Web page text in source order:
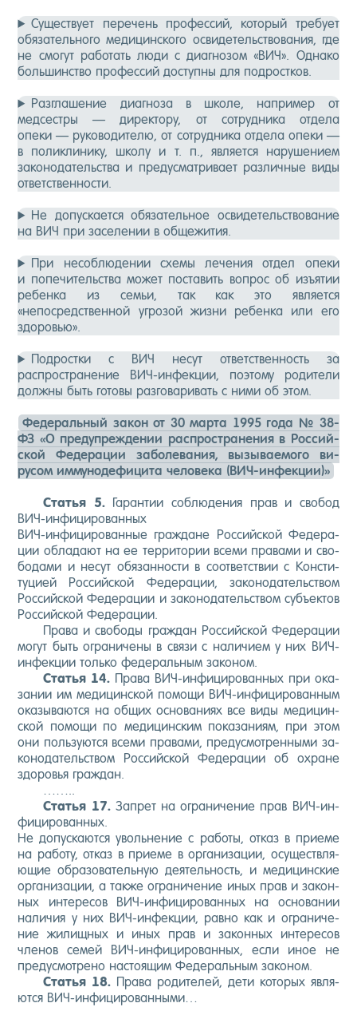
Существует перечень профессий, который требует
обязательного медицинского освидетельствования, где
не смогут работать люди с диагнозом «ВИЧ». Однако
большинство профессий доступны для подростков.
Разглашение диагноза в школе, например от
медсестры — директору, от сотрудника отдела
опеки — руководителю, от сотрудника отдела опеки —
в поликлинику, школу и т. п., является нарушением
законодательства и предусматривает различные виды
ответственности.
Не допускается обязательное освидетельствование
на ВИЧ при заселении в общежития.
При несоблюдении схемы лечения отдел опеки
и попечительства может поставить вопрос об изъятии
ребенка из семьи, так как это является
«непосредственной угрозой жизни ребенка или его
здоровью».
Подростки с ВИЧ несут ответственность за
распространение ВИЧ-инфекции, поэтому родители
должны быть готовы разговаривать с ними об этом.
Фе­дераль­ный за­кон от 30 мар­та 1995 го­да № 38-
ФЗ «О пре­дуп­режде­нии рас­простра­нения в Рос­сий­
ской Фе­дера­ции за­боле­вания, вы­зыва­емо­го ви­
русом им­му­ноде­фици­та че­лове­ка (ВИЧ-ин­фекции)»
Статья 5.Га­ран­тии соб­лю­дения прав и сво­бод
ВИЧ-ин­фи­циро­ван­ных
ВИЧ-ин­фи­циро­ван­ные граж­да­не Рос­сий­ской Фе­дера­
ции об­ла­да­ют на ее тер­ри­тории все­ми пра­вами и сво­
бода­ми и не­сут обя­зан­ности в со­от­ветс­твии с Кон­сти­
туци­ей Рос­сий­ской Фе­дера­ции, за­коно­датель­ством
Рос­сий­ской Фе­дера­ции и за­коно­датель­ством субъ­ек­тов
Рос­сий­ской Фе­дера­ции.
Пра­ва и сво­боды граж­дан Рос­сий­ской Фе­дера­ции
мо­гут быть ог­ра­ниче­ны в свя­зи с на­личи­ем у них ВИЧ-
ин­фекции толь­ко фе­дераль­ным за­коном.
Статья 14. Пра­ва ВИЧ-ин­фи­циро­ван­ных при ока­
зании им ме­дицин­ской по­мощи ВИЧ-ин­фи­циро­ван­ным
ока­зыва­ют­ся на об­щих ос­но­вани­ях все ви­ды ме­дицин­
ской по­мощи по ме­дицин­ским по­каза­ни­ям, при этом
они поль­зу­ют­ся все­ми пра­вами, пре­дус­мотрен­ны­ми за­
коно­датель­ством Рос­сий­ской Фе­дера­ции об ох­ра­не
здо­ровья граж­дан.
……..
Статья 17.Зап­рет на ог­ра­ниче­ние прав ВИЧ-ин­
фи­циро­ван­ных.
Не до­пус­ка­ют­ся уволь­не­ние с ра­боты, от­каз в при­еме
на ра­боту, от­каз в при­еме в ор­га­низа­ции, осу­щест­вля­
ющие об­ра­зова­тель­ную де­ятель­ность, и ме­дицин­ские
ор­га­низа­ции, а так­же ог­ра­ниче­ние иных прав и за­кон­
ных ин­те­ресов ВИЧ-ин­фи­циро­ван­ных на ос­но­вании
на­личия у них ВИЧ-ин­фекции, рав­но как и ог­ра­ниче­
ние жи­лищ­ных и иных прав и за­кон­ных ин­те­ресов
чле­нов се­мей ВИЧ-ин­фи­циро­ван­ных, ес­ли иное не
пре­дус­мотре­но нас­то­ящим Фе­дераль­ным за­коном.
Статья 18. Пра­ва ро­дите­лей, де­ти ко­торых яв­ля­
ют­ся ВИЧ-ин­фи­циро­ван­ны­ми…